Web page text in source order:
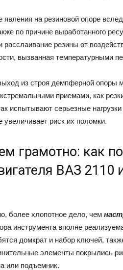
на резиновой опоре
по причине выработанного
расслаивание резины от
вызванная температурными
из строя демпферной опоры
приемами, как
испытывают серьезные
риск их поломки.
грамотно: как
ВАЗ 2110
более хлопотное дело, чем
инструмента вполне
домкрат и набор ключей,
элементы покрылись
или подъемник.